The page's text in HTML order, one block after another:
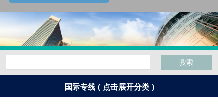
搜索
国际专线 ( 点击展开分类 )